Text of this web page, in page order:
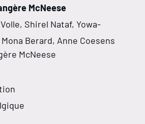
McNeese
Shirel Nataf, Yowa-
Berard, Anne Coesens
McNeese